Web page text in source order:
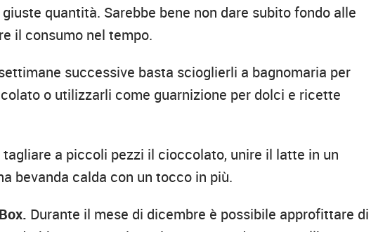
quantità. Sarebbe bene non dare subito fondo alle
il consumo nel tempo.
successive basta scioglierli a bagnomaria per
o utilizzarli come guarnizione per dolci e ricette
tagliare a piccoli pezzi il cioccolato, unire il latte in un
bevanda calda con un tocco in più.
Durante il mese di dicembre è possibile approfittare di